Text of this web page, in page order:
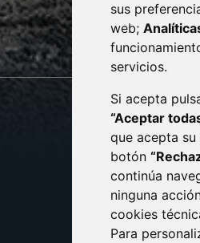
sus
web;
servicios.
Si acepta
“Aceptar
que acepta su
botón
continúa
ninguna
cookies
Para
CONTACTO
AVISO
PROTECCIÓN
POLÍTICA DE